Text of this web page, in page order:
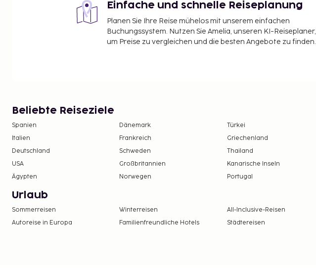
Ausstattung des Gebäudes
Rezeption, Restaurant, Frühstücksraum, Außenpool, öffnen 1 juni-30
september, Sonnenstühle (gegen Gebühr), Strandservice (Gegen Gebühr),
Kinderbett Kostenlos.
Sonstiges
Endreinigung Einschl. Küchenreinigung wird gemacht.
2-4 Stockwerke, kein Aufzug.
Ankunft
Einfache und schnelle Reiseplanung
Planen Sie Ihre Reise mühelos mit unserem einfachen
Buchungssystem. Nutzen Sie Amelia, unseren KI-Reiseplaner,
um Preise zu vergleichen und die besten Angebote zu finden.
Beliebte Reiseziele
Spanien Dänemark
Türkei
Italien
Frankreich
Griechenland
Deutschland
Schweden
Thailand
USA
Großbritannien
Kanarische Inseln
Ägypten
Norwegen Portugal
Urlaub
Sommerreisen Winterreisen All-Inclusive-Reisen
Autoreise in Europa
Familienfreundliche Hotels Städtereisen